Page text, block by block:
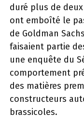
duré plus de
ont emboîté le
de Goldman
faisaient partie
une enquête du
comportement
des matières
constructeurs
brassicoles.